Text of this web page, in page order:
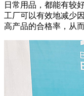
日常用品，都能有较
工厂可以有效地减少
高产品的合格率，从